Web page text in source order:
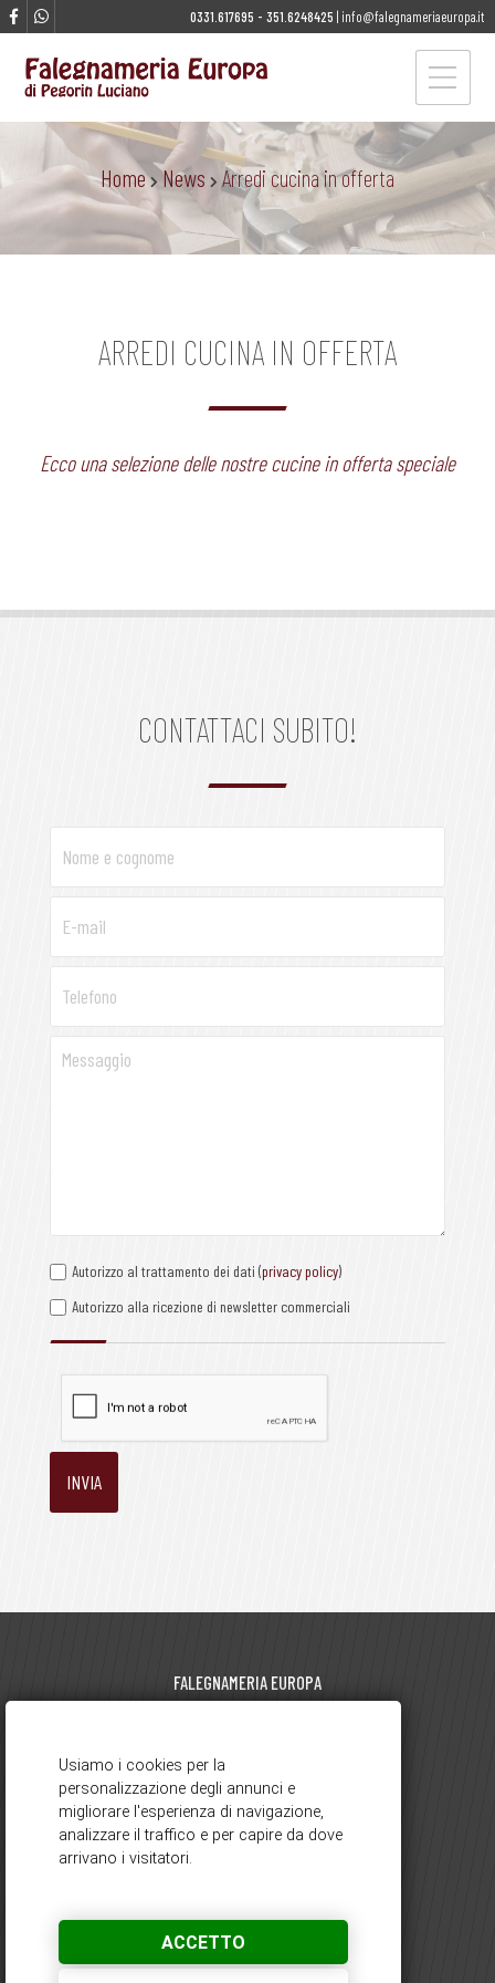
ACCETTO
0331.617695 - 351.6248425 | info@falegnameriaeuropa.it
Home News Arredi cucina in offerta
ARREDI CUCINA IN OFFERTA
Ecco una selezione delle nostre cucine in offerta speciale
CONTATTACI SUBITO!
Autorizzo al trattamento dei dati (privacy policy)
Autorizzo alla ricezione di newsletter commerciali
FALEGNAMERIA EUROPA
viale Europa, 61 - 21050 Gorla Maggiore (VA)
0331.617695-351.6248425
info@falegnameriaeuropa.it
dal lunedì al venerdì: 8.30 - 12.00 / 14.00 - 19.00